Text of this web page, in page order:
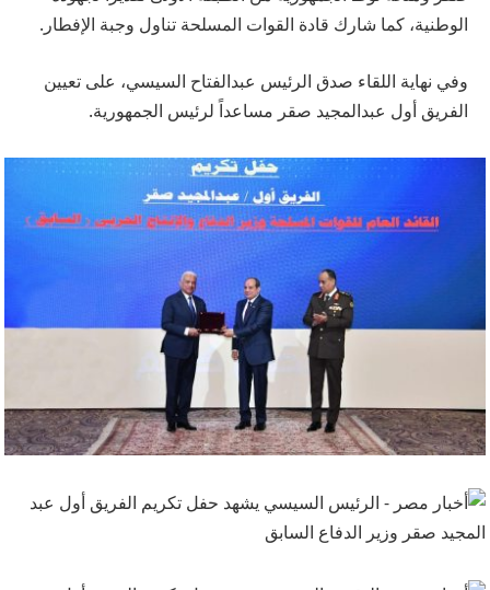
الوطنية، كما شارك قادة القوات المسلحة تناول وجبة الإفطار.
وفي نهاية اللقاء صدق الرئيس عبدالفتاح السيسي، على تعيين
الفريق أول عبدالمجيد صقر مساعداً لرئيس الجمهورية.